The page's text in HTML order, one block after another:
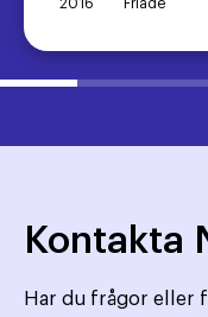
2016 Friade
Kontakta
Har du frågor eller